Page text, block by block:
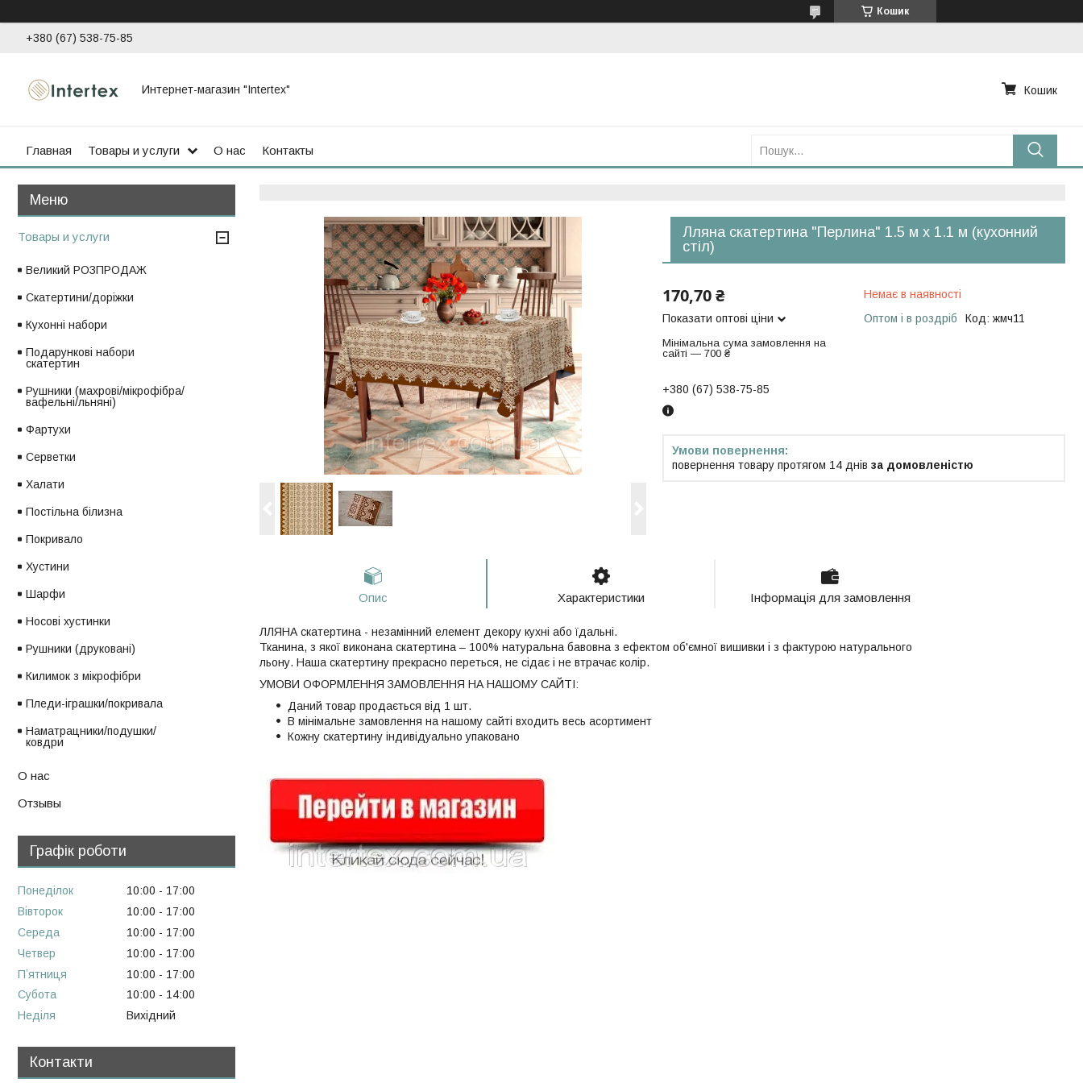
Кошик
+380 (67) 538-75-85
Интернет-магазин "Intertex" Кошик
Главная Товары и услуги О нас Контакты
Лляна скатертина "Перлина" 1.5 м х 1.1 м (кухонний
стіл)
170,70 ₴
Показати оптові ціни
Мінімальна сума замовлення на
сайті — 700 ₴
Немає в наявності
Оптом і в роздріб
Код: жмч11
+380 (67) 538-75-85
повернення товару протягом 14 днів за домовленістю
Опис Характеристики Інформація для замовлення
ЛЛЯНА скатертина - незамінний елемент декору кухні або їдальні.
Тканина, з якої виконана скатертина – 100% натуральна бавовна з ефектом об'ємної вишивки і з фактурою натурального
льону. Наша скатертину прекрасно переться, не сідає і не втрачає колір.
УМОВИ ОФОРМЛЕННЯ ЗАМОВЛЕННЯ НА НАШОМУ САЙТІ:
Даний товар продається від 1 шт.
В мінімальне замовлення на нашому сайті входить весь асортимент
Кожну скатертину індивідуально упаковано
Товары и услуги
Великий РОЗПРОДАЖ
Скатертини/доріжки
Кухонні набори
Подарункові набори
скатертин
Рушники (махрові/мікрофібра/
вафельні/льняні)
Фартухи
Серветки
Халати
Постільна білизна
Покривало
Хустини
Шарфи
Носові хустинки
Рушники (друковані)
Килимок з мікрофібри
Пледи-іграшки/покривала
Наматрацники/подушки/
ковдри
О нас
Отзывы
Графік роботи
Понеділок 10:00
17:00
Вівторок
10:00
17:00
Середа
10:00
17:00
Четвер
10:00
17:00
Пʼятниця
10:00
17:00
Субота
10:00
14:00
Неділя
Вихідний
Контакти